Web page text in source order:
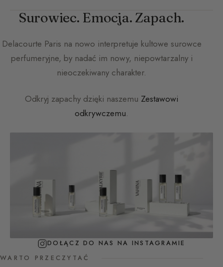
Surowiec. Emocja. Zapach.
Delacourte Paris na nowo interpretuje kultowe surowce
perfumeryjne, by nadać im nowy, niepowtarzalny i
nieoczekiwany charakter.
Odkryj zapachy dzięki naszemu Zestawowi
odkrywczemu.
DOŁĄCZ DO NAS NA INSTAGRAMIE
WARTO PRZECZYTAĆ